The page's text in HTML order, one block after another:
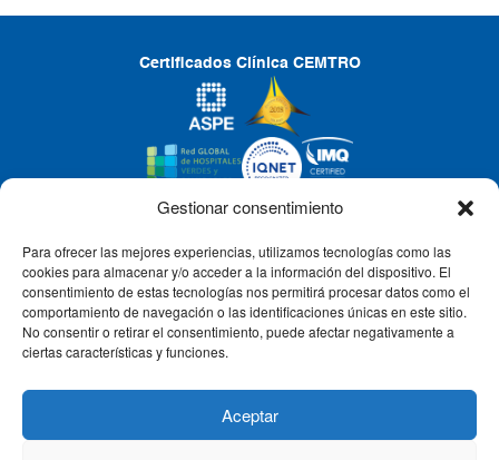
Gestionar consentimiento
Para ofrecer las mejores experiencias, utilizamos tecnologías como las
cookies para almacenar y/o acceder a la información del dispositivo. El
consentimiento de estas tecnologías nos permitirá procesar datos como el
comportamiento de navegación o las identificaciones únicas en este sitio.
No consentir o retirar el consentimiento, puede afectar negativamente a
ciertas características y funciones.
Aceptar
Certificados Clínica CEMTRO
CLÍNICA CEMTRO
QUIÉNES SOMOS